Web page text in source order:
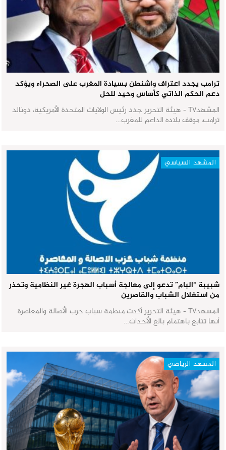
ترامب يجدد اعتراف واشنطن بسيادة المغرب على الصحراء ويؤكد
دعم الحكم الذاتي كأساس وحيد للحل
المشهدTV - هيئة التحرير جدد رئيس الولايات المتحدة الأمريكية، دونالد
ترامب، موقف بلاده الداعم للمغرب…
المشهد السياسي
شبيبة “البام” تدعو إلى معالجة أسباب الهجرة غير النظامية وتحذر
من استغلال الشباب والقاصرين
المشهدTV - هيئة التحرير أكدت منظمة شباب حزب الأصالة والمعاصرة
أنها تتابع باهتمام بالغ الأحداث…
المشهد الرياضي